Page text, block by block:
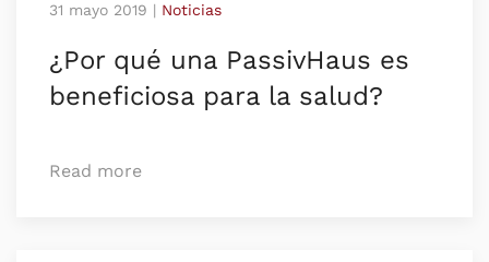
31 mayo 2019 | Noticias
¿Por qué una PassivHaus es
beneficiosa para la salud?
Read more